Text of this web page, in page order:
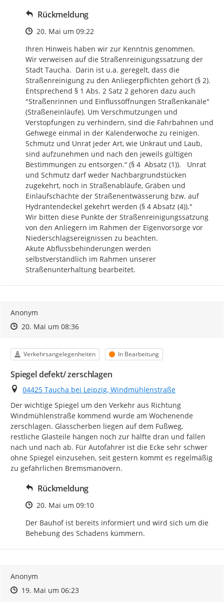
Rückmeldung
Zeitpunkt des Erstellens
20. Mai um 09:22
Ihren Hinweis haben wir zur Kenntnis genommen.
Wir verweisen auf die Straßenreinigungssatzung der
Stadt Taucha.  Darin ist u.a. geregelt, dass die
Straßenreinigung zu den Anliegerpflichten gehört (§ 2).
Entsprechend § 1 Abs. 2 Satz 2 gehören dazu auch
"Straßenrinnen und Einflussöffnungen Straßenkanäle"
(Straßeneinläufe). Um Verschmutzungen und
Verstopfungen zu verhindern, sind die Fahrbahnen und
Gehwege einmal in der Kalenderwoche zu reinigen.
Schmutz und Unrat jeder Art, wie Unkraut und Laub,
sind aufzunehmen und nach den jeweils gültigen
Bestimmungen zu entsorgen.“ (§ 4  Absatz (1)).   Unrat
und Schmutz darf weder Nachbargrundstücken
zugekehrt, noch in Straßenabläufe, Gräben und
Einlaufschächte der Straßenentwässerung bzw. auf
Hydrantendeckel gekehrt werden (§ 4 Absatz (4))."
Wir bitten diese Punkte der Straßenreinigungssatzung
von den Anliegern im Rahmen der Eigenvorsorge vor
Niederschlagsereignissen zu beachten.
Akute Abflussbehinderungen werden
selbstverständlich im Rahmen unserer
Straßenunterhaltung bearbeitet.
Anonym
Zeitpunkt des Erstellens
Zeitpunkt des Erstellens
20. Mai um 08:36Zur Äußerung
Kategorie
Verkehrsangelegenheiten Status
In Bearbeitung
Spiegel defekt/ zerschlagen
Ort
04425 Taucha bei Leipzig, Windmühlenstraße
Der wichtige Spiegel um den Verkehr aus Richtung
Windmühlenstraße kommend wurde am Wochenende
zerschlagen. Glasscherben liegen auf dem Fußweg,
restliche Glasteile hängen noch zur hälfte dran und fallen
nach und nach ab. Für Autofahrer ist die Ecke sehr schwer
ohne Spiegel einzusehen, seit gestern kommt es regelmäßig
zu gefährlichen Bremsmanövern.
Rückmeldung
Zeitpunkt des Erstellens
20. Mai um 09:10
Der Bauhof ist bereits informiert und wird sich um die
Behebung des Schadens kümmern.
Anonym
Zeitpunkt des Erstellens
Zeitpunkt des Erstellens
19. Mai um 06:23Zur Äußerung